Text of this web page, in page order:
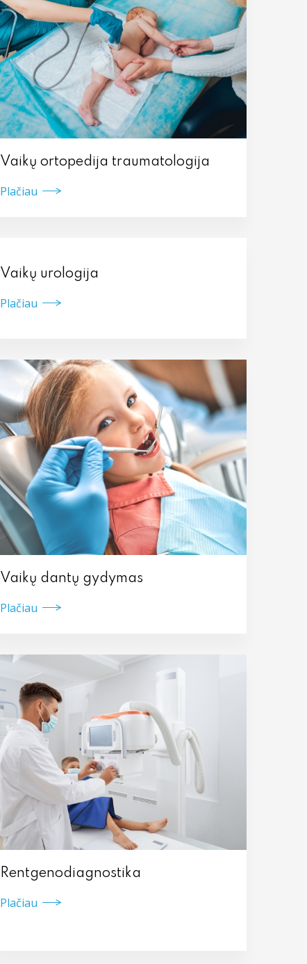
Vaikų ortopedija traumatologija
Plačiau
Vaikų urologija
Plačiau
Vaikų dantų gydymas
Plačiau
Rentgenodiagnostika
Plačiau